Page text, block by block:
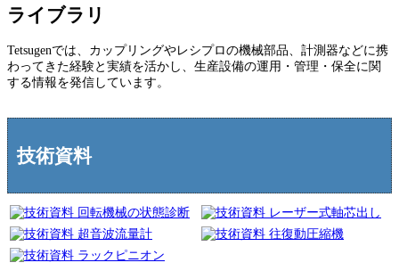
ライブラリ
Tetsugenでは、カップリングやレシプロの機械部品、計測器などに携
わってきた経験と実績を活かし、生産設備の運用・管理・保全に関
する情報を発信しています。
技術資料